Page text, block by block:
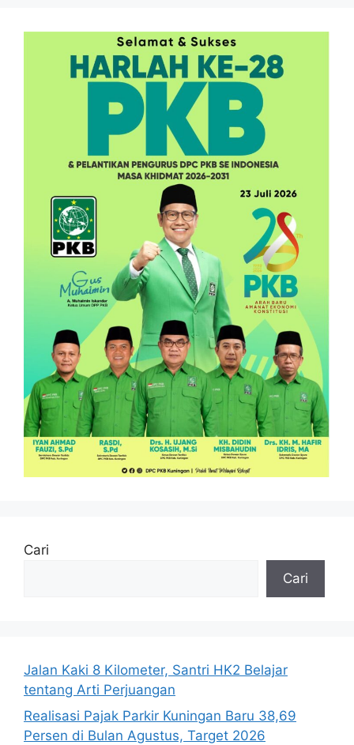
Cari
Cari
Jalan Kaki 8 Kilometer, Santri HK2 Belajar
tentang Arti Perjuangan
Realisasi Pajak Parkir Kuningan Baru 38,69
Persen di Bulan Agustus, Target 2026